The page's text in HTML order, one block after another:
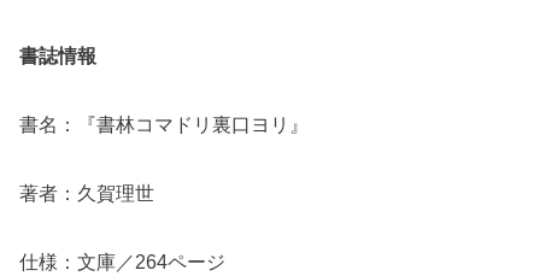
書誌情報
書名：『書林コマドリ裏口ヨリ』
著者：久賀理世
仕様：文庫／264ページ